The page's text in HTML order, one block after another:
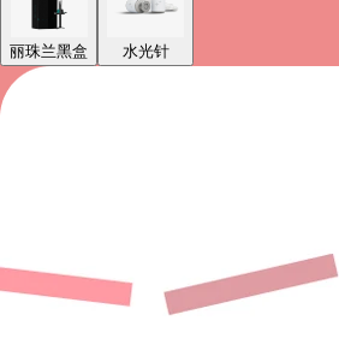
丽珠兰黑盒 水光针